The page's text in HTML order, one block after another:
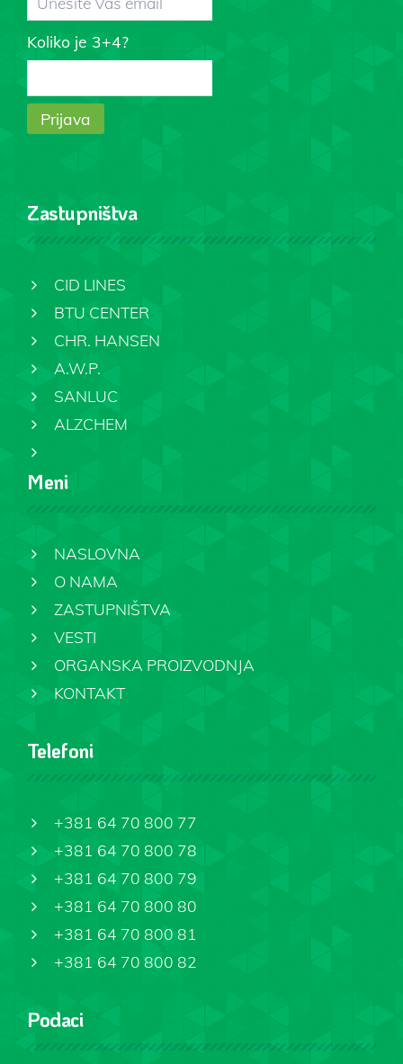
Koliko je 3+4?
Zastupništva
CID LINES
BTU CENTER
CHR. HANSEN
A.W.P.
SANLUC
ALZCHEM
Meni
NASLOVNA
O NAMA
ZASTUPNIŠTVA
VESTI
ORGANSKA PROIZVODNJA
KONTAKT
Telefoni
+381 64 70 800 77
+381 64 70 800 78
+381 64 70 800 79
+381 64 70 800 80
+381 64 70 800 81
+381 64 70 800 82
Podaci